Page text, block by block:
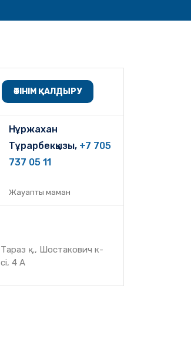
ӨТІНІМ ҚАЛДЫРУ
Нұржахан
Тұрарбекқызы, +7 705
737 05 11
Жауапты маман
Тараз қ., Шостакович к-
сі, 4 А